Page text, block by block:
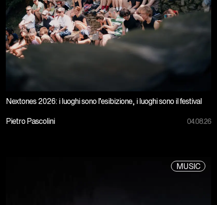
Nextones 2026: i luoghi sono l’esibizione, i luoghi sono il festival
Pietro Pascolini 04.08.26
MUSIC